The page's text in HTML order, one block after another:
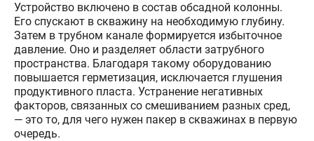
Устройство включено в состав обсадной колонны.
Его спускают в скважину на необходимую глубину.
Затем в трубном канале формируется избыточное
давление. Оно и разделяет области затрубного
пространства. Благодаря такому оборудованию
повышается герметизация, исключается глушения
продуктивного пласта. Устранение негативных
факторов, связанных со смешиванием разных сред,
— это то, для чего нужен пакер в скважинах в первую
очередь.